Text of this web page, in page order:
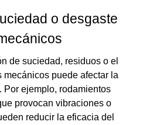
o desgaste
de suciedad, residuos o el
puede afectar la
Por ejemplo, rodamientos
provocan vibraciones o
reducir la eficacia del